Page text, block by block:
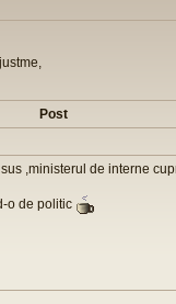
Post
,ministerul de interne
o de politic